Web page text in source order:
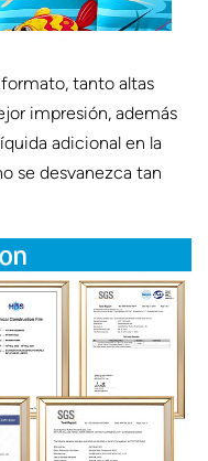
tanto altas
impresión, además
adicional en la
se desvanezca tan